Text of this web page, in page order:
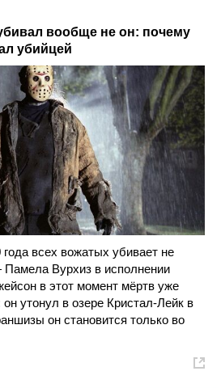
вообще не он: почему
убийцей
всех вожатых убивает не
Вурхиз в исполнении
в этот момент мёртв уже
утонул в озере Кристал-Лейк в
он становится только во